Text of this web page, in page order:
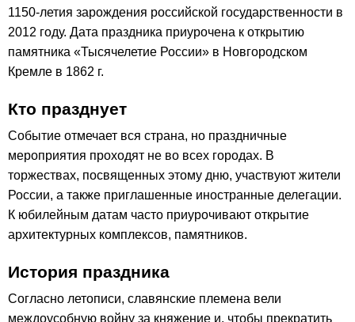
1150-летия зарождения российской государственности в
2012 году. Дата праздника приурочена к открытию
памятника «Тысячелетие России» в Новгородском
Кремле в 1862 г.
Кто празднует
Событие отмечает вся страна, но праздничные
мероприятия проходят не во всех городах. В
торжествах, посвященных этому дню, участвуют жители
России, а также приглашенные иностранные делегации.
К юбилейным датам часто приурочивают открытие
архитектурных комплексов, памятников.
История праздника
Согласно летописи, славянские племена вели
междоусобную войну за княжение и, чтобы прекратить